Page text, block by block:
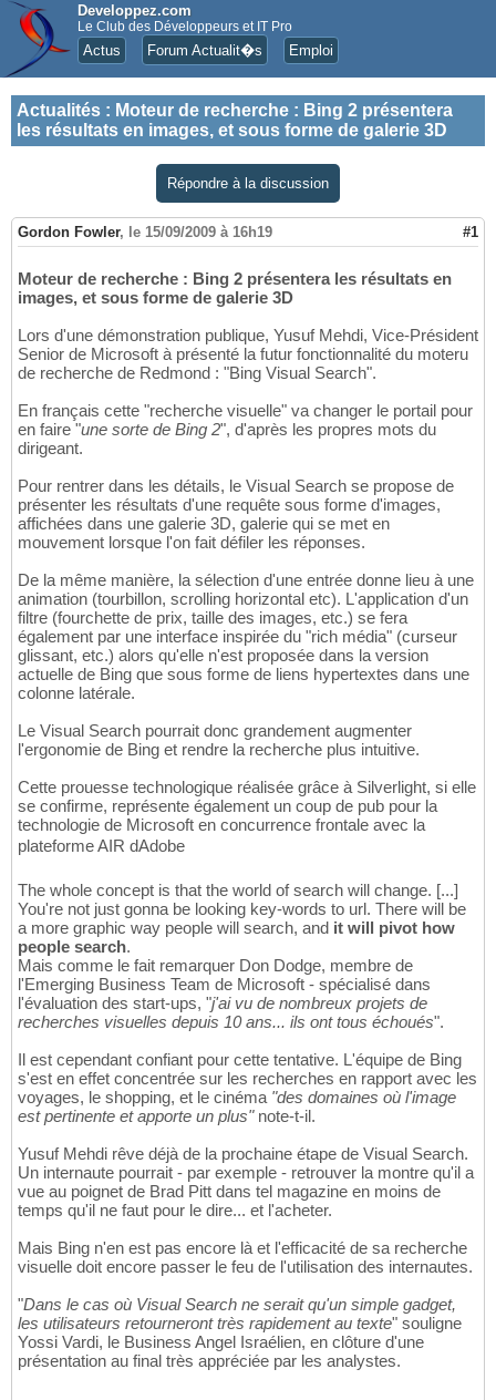
Developpez.com
Le Club des Développeurs et IT Pro
Actus Forum Actualit�s Emploi
Actualités : Moteur de recherche : Bing 2 présentera
les résultats en images, et sous forme de galerie 3D
Répondre à la discussion
Gordon Fowler, le 15/09/2009 à 16h19 #1
Moteur de recherche : Bing 2 présentera les résultats en
images, et sous forme de galerie 3D
Lors d'une démonstration publique, Yusuf Mehdi, Vice-Président
Senior de Microsoft à présenté la futur fonctionnalité du moteru
de recherche de Redmond : "Bing Visual Search".
En français cette "recherche visuelle" va changer le portail pour
en faire "une sorte de Bing 2", d'après les propres mots du
dirigeant.
Pour rentrer dans les détails, le Visual Search se propose de
présenter les résultats d'une requête sous forme d'images,
affichées dans une galerie 3D, galerie qui se met en
mouvement lorsque l'on fait défiler les réponses.
De la même manière, la sélection d'une entrée donne lieu à une
animation (tourbillon, scrolling horizontal etc). L'application d'un
filtre (fourchette de prix, taille des images, etc.) se fera
également par une interface inspirée du "rich média" (curseur
glissant, etc.) alors qu'elle n'est proposée dans la version
actuelle de Bing que sous forme de liens hypertextes dans une
colonne latérale.
Le Visual Search pourrait donc grandement augmenter
l'ergonomie de Bing et rendre la recherche plus intuitive.
Cette prouesse technologique réalisée grâce à Silverlight, si elle
se confirme, représente également un coup de pub pour la
technologie de Microsoft en concurrence frontale avec la
plateforme AIR dAdobe
The whole concept is that the world of search will change. [...]
You're not just gonna be looking key-words to url. There will be
a more graphic way people will search, and it will pivot how
people search.
Mais comme le fait remarquer Don Dodge, membre de
l'Emerging Business Team de Microsoft - spécialisé dans
l'évaluation des start-ups, "j'ai vu de nombreux projets de
recherches visuelles depuis 10 ans... ils ont tous échoués".
Il est cependant confiant pour cette tentative. L'équipe de Bing
s'est en effet concentrée sur les recherches en rapport avec les
voyages, le shopping, et le cinéma "des domaines où l'image
est pertinente et apporte un plus" note-t-il.
Yusuf Mehdi rêve déjà de la prochaine étape de Visual Search.
Un internaute pourrait - par exemple - retrouver la montre qu'il a
vue au poignet de Brad Pitt dans tel magazine en moins de
temps qu'il ne faut pour le dire... et l'acheter.
Mais Bing n'en est pas encore là et l'efficacité de sa recherche
visuelle doit encore passer le feu de l'utilisation des internautes.
"Dans le cas où Visual Search ne serait qu'un simple gadget,
les utilisateurs retourneront très rapidement au texte" souligne
Yossi Vardi, le Business Angel Israélien, en clôture d'une
présentation au final très appréciée par les analystes.